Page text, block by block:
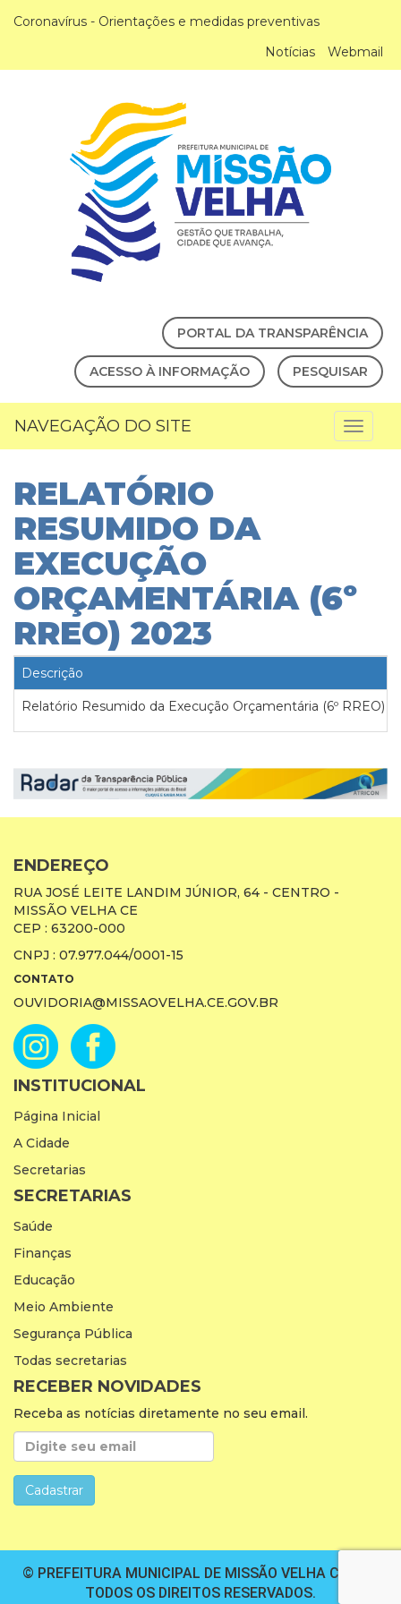
Coronavírus - Orientações e medidas preventivas
Notícias
Webmail
PORTAL DA TRANSPARÊNCIA
ACESSO À INFORMAÇÃO PESQUISAR
NAVEGAÇÃO DO SITE
RELATÓRIO
RESUMIDO DA
EXECUÇÃO
ORÇAMENTÁRIA (6º
RREO) 2023
Descrição
Relatório Resumido da Execução Orçamentária (6º RREO)
ENDEREÇO
RUA JOSÉ LEITE LANDIM JÚNIOR, 64 - CENTRO -
MISSÃO VELHA CE
CEP : 63200-000
CNPJ : 07.977.044/0001-15
CONTATO
OUVIDORIA@MISSAOVELHA.CE.GOV.BR
INSTITUCIONAL
Página Inicial
A Cidade
Secretarias
SECRETARIAS
Saúde
Finanças
Educação
Meio Ambiente
Segurança Pública
Todas secretarias
RECEBER NOVIDADES
Receba as notícias diretamente no seu email.
© PREFEITURA MUNICIPAL DE MISSÃO VELHA CEARÁ.
TODOS OS DIREITOS RESERVADOS.